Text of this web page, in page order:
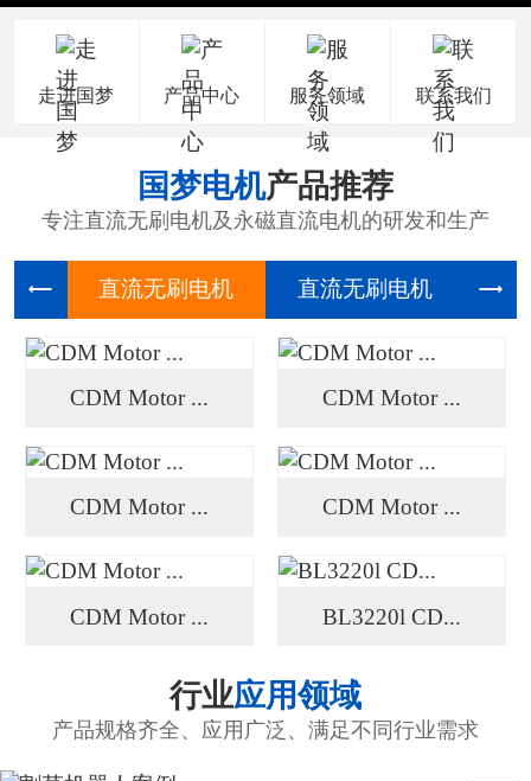
走进国梦 产品中心 服务领域 联系我们
国梦电机产品推荐
专注直流无刷电机及永磁直流电机的研发和生产
直流无刷 直流无刷 高压
CDM Motor ... CDM Motor ...
CDM Motor ... CDM Motor ...
CDM Motor ... BL3220l CD...
行业应用领域
产品规格齐全、应用广泛、满足不同行业需求